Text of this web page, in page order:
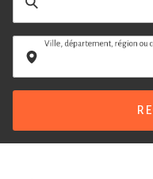
Ville, département, région ou